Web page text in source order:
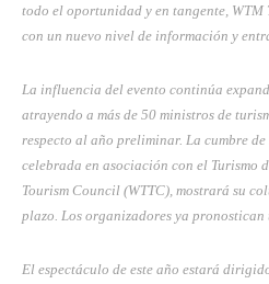
todo el oportunidad y en tangente, WTM
con un nuevo nivel de información y
La influencia del evento continúa
atrayendo a más de 50 ministros de
respecto al año preliminar. La cumbre
celebrada en asociación con el Turismo
Tourism Council (WTTC), mostrará su
plazo. Los organizadores ya
El espectáculo de este año estará